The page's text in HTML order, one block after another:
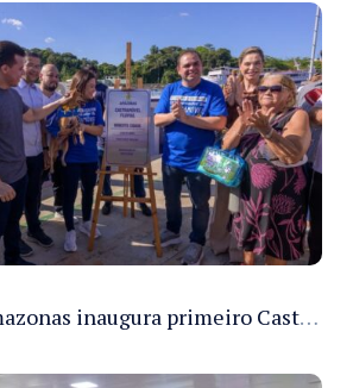
Governo do Amazonas inaugura primeiro Castramóvel Fluvial para atendimento veterinário às comunidades ribeirinhas e castração gratuita